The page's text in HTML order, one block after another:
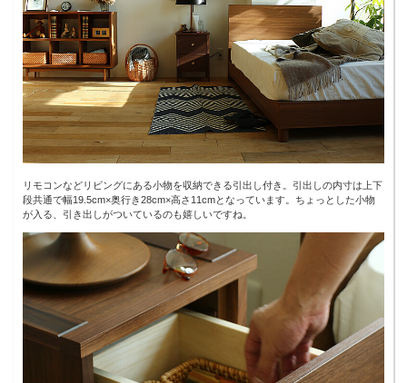
リモコンなどリビングにある小物を収納できる引出し付き。引出しの内寸は上下
段共通で幅19.5cm×奥行き28cm×高さ11cmとなっています。ちょっとした小物
が入る、引き出しがついているのも嬉しいですね。